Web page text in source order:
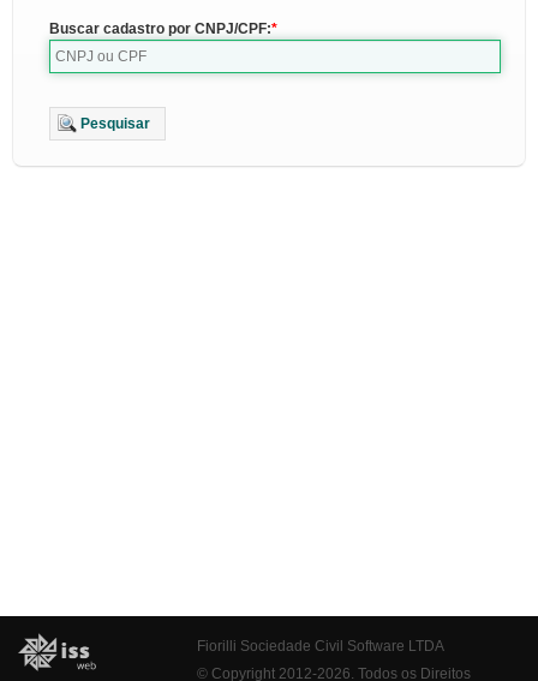
Buscar cadastro por CNPJ/CPF:
Pesquisar
Fiorilli Sociedade Civil Software LTDA
© Copyright 2012-2026. Todos os Direitos